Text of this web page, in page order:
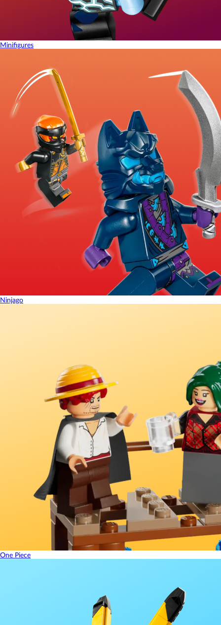
Minifigures
Ninjago
One Piece